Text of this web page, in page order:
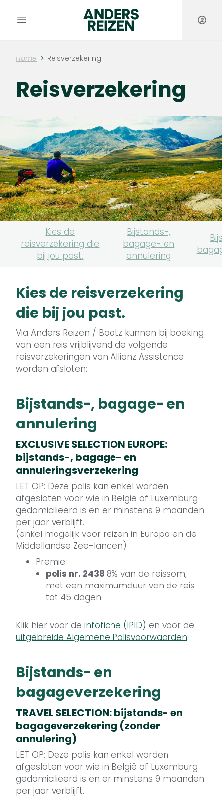
Open hoofdmenu
Anders Reizen
Home Reisverzekering
Reisverzekering
Kies de
reisverzekering die
bij jou past.
Bijstands-,
bagage- en
annulering
Kies de reisverzekering
die bij jou past.
Via Anders Reizen / Bootz kunnen bij boeking
van een reis vrijblijvend de volgende
reisverzekeringen van Allianz Assistance
worden afsloten:
Bijstands-, bagage- en
annulering
EXCLUSIVE SELECTION EUROPE:
bijstands-, bagage- en
annuleringsverzekering
LET OP: Deze polis kan enkel worden
afgesloten voor wie in België of Luxemburg
gedomicilieerd is en er minstens 9 maanden
per jaar verblijft.
(enkel mogelijk voor reizen in Europa en de
Middellandse Zee-landen)
Premie:
polis nr. 2438 8% van de reissom,
met een maximumduur van de reis
tot 45 dagen.
Klik hier voor de infofiche (IPID) en voor de
uitgebreide Algemene Polisvoorwaarden.
Bijstands- en
bagageverzekering
TRAVEL SELECTION: bijstands- en
bagageverzekering (zonder
annulering)
LET OP: Deze polis kan enkel worden
afgesloten voor wie in België of Luxemburg
gedomicilieerd is en er minstens 9 maanden
per jaar verblijft.